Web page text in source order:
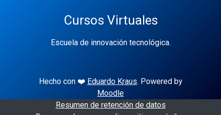
Cursos Virtuales
Escuela de innovación tecnológica.
Hecho con ❤️ Eduardo Kraus. Powered by
Moodle
Resumen de retención de datos